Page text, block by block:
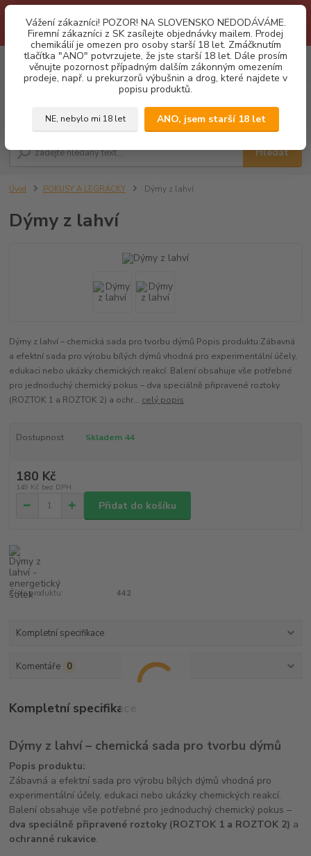
je neustálé porušování obchodních podmínek. Firemní zájemci o naše
produkty z SK zasílejte objednávky mailovou cestou. Děkujeme!
Vážení zákazníci! POZOR! NA SLOVENSKO NEDODÁVÁME.
Firemní zákazníci z SK zasílejte objednávky mailem. Prodej
chemikálií je omezen pro osoby starší 18 let. Zmáčknutím
tlačítka "ANO" potvrzujete, že jste starší 18 let. Dále prosím
věnujte pozornost případným dalším zákonným omezením
prodeje, např. u prekurzorů výbušnin a drog, které najdete v
popisu produktů.
NE, nebylo mi 18 let ANO, jsem starší 18 let
Menu
CZK
Hledat
0
za0,00 Kč
Úvod POKUSY A LEGRÁCKY Dýmy z lahví
Dýmy z lahví
Dýmy z lahví – chemická sada pro tvorbu dýmů Popis produktu:Zábavná
a efektní sada pro výrobu bílých dýmů vhodná pro experimentální účely,
edukaci nebo ukázky chemických reakcí. Balení obsahuje vše potřebné
pro jednoduchý chemický pokus – dva speciálně připravené roztoky
(ROZTOK 1 a ROZTOK 2) a ochr... celý popis
Dostupnost Skladem 44
180 Kč
149 Kč bez DPH
Přidat do košíku
Číslo produktu: 442
Kompletní specifikace
Komentáře 0
Kompletní specifikace
Dýmy z lahví – chemická sada pro tvorbu dýmů
Popis produktu:
Zábavná a efektní sada pro výrobu bílých dýmů vhodná pro
experimentální účely, edukaci nebo ukázky chemických reakcí.
Balení obsahuje vše potřebné pro jednoduchý chemický pokus –
dva speciálně připravené roztoky (ROZTOK 1 a ROZTOK 2) a
ochranné rukavice.